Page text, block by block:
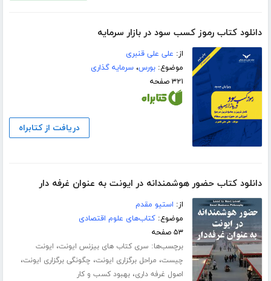
دانلود کتاب رموز کسب سود در بازار سرمایه
از: علی علی قنبری
موضوع:بورس،سرمایه گذاری
۳۲۱ صفحه
دریافت از کتابراه
دانلود کتاب حضور هوشمندانه در ایونت به عنوان غرفه دار
از: استیو مقدم
موضوع:کتاب‌های علوم اقتصادی
۵۳ صفحه
برچسب‌ها: سری کتاب های بیزنس ایونت، ایونت
چیست، مراحل برگزاری ایونت، چگونگی برگزاری ایونت،
اصول غرفه داری،بهبود کسب و کار